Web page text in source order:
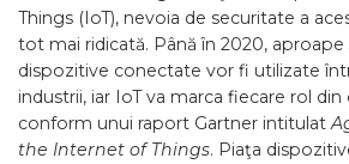
Things (IoT), nevoia de securitate a
tot mai ridicată. Până în 2020,
dispozitive conectate vor fi utilizate
industrii, iar IoT va marca fiecare rol
conform unui raport Gartner intitulat
the Internet of Things. Piaţa